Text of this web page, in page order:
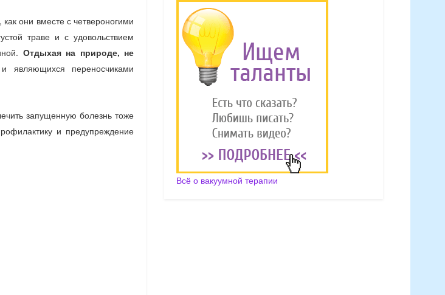
они вместе с четвероногими
траве и с удовольствием
Отдыхая на природе, не
являющихся переносчиками
запущенную болезнь тоже
и предупреждение
Всё о вакуумной терапии